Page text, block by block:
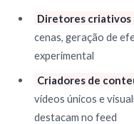
Diretores criativos
cenas, geração de
experimental
Criadores de
vídeos únicos e
destacam no feed